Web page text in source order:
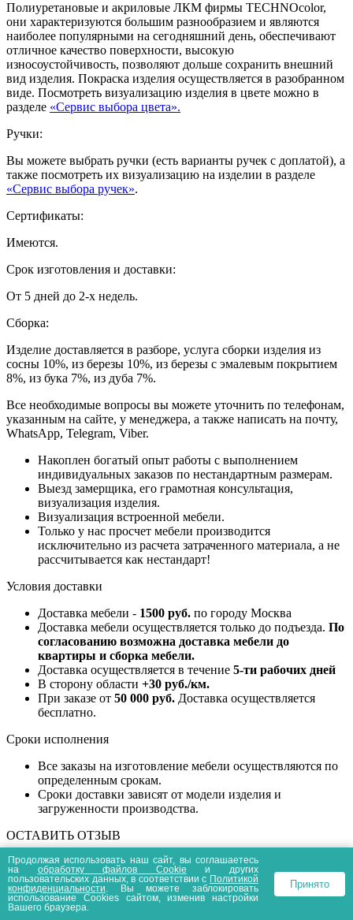
Полиуретановые и акриловые ЛКМ фирмы TECHNOcolor,
они характеризуются большим разнообразием и являются
наиболее популярными на сегодняшний день, обеспечивают
отличное качество поверхности, высокую
износоустойчивость, позволяют дольше сохранить внешний
вид изделия. Покраска изделия осуществляется в разобранном
виде. Посмотреть визуализацию изделия в цвете можно в
разделе «Сервис выбора цвета».
Ручки:
Вы можете выбрать ручки (есть варианты ручек с доплатой), а
также посмотреть их визуализацию на изделии в разделе
«Сервис выбора ручек».
Сертификаты:
Имеются.
Срок изготовления и доставки:
От 5 дней до 2-х недель.
Сборка:
Изделие доставляется в разборе, услуга сборки изделия из
сосны 10%, из березы 10%, из березы с эмалевым покрытием
8%, из бука 7%, из дуба 7%.
Все необходимые вопросы вы можете уточнить по телефонам,
указанным на сайте, у менеджера, а также написать на почту,
WhatsApp, Telegram, Viber.
Накоплен богатый опыт работы с выполнением
индивидуальных заказов по нестандартным размерам.
Выезд замерщика, его грамотная консультация,
визуализация изделия.
Визуализация встроенной мебели.
Только у нас просчет мебели производится
исключительно из расчета затраченного материала, а не
рассчитывается как нестандарт!
Условия доставки
Доставка мебели - 1500 руб. по городу Москва
Доставка мебели осуществляется только до подъезда. По
согласованию возможна доставка мебели до
квартиры и сборка мебели.
Доставка осуществляется в течение 5-ти рабочих дней
В сторону области +30 руб./км.
При заказе от 50 000 руб. Доставка осуществляется
бесплатно.
Сроки исполнения
Все заказы на изготовление мебели осуществляются по
определенным срокам.
Сроки доставки зависят от модели изделия и
загруженности производства.
ОСТАВИТЬ ОТЗЫВ
СБОРКА
Цена, р.
Сборка обычной кровати
800
Сборка 3-х спинчатой кровати (верона,
Продолжая использовать наш сайт, вы соглашаетесь
на обработку файлов Сookie и других
пользовательских данных, в соответствии с Политикой
конфиденциальности . Вы можете заблокировать
использование Cookies сайтом, изменив настройки
Вашего браузера.
Принято